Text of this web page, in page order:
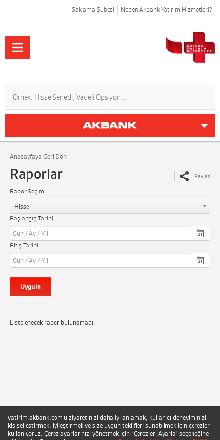
Saklama Şubesi Neden Akbank Yatırım Hizmetleri?
Anasayfaya Geri Dön
Raporlar Paylaş
Rapor Seçimi
Hisse
Başlangıç Tarihi
Bitiş Tarihi
Uygula
Listelenecek rapor bulunamadı.